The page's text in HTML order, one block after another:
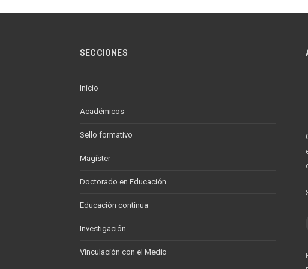
SECCIONES
Inicio
Académicos
Sello formativo
Magíster
Doctorado en Educación
Educación continua
Investigación
Vinculación con el Medio